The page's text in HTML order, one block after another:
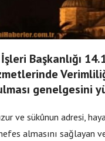
Başkanlığı
genelgesini
ve sükûnun adresi,
almasını sağlayan